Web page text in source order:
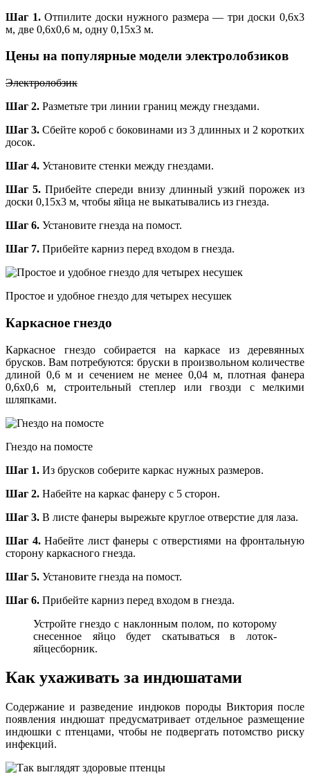
Шаг 1.Отпилите доски нужного размера — три доски 0,6х3
м, две 0,6х0,6 м, одну 0,15х3 м.
Цены на популярные модели электролобзиков
Электролобзик
Шаг 2. Разметьте три линии границ между гнездами.
Шаг 3. Сбейте короб с боковинами из 3 длинных и 2 коротких
досок.
Шаг 4. Установите стенки между гнездами.
Шаг 5. Прибейте спереди внизу длинный узкий порожек из
доски 0,15х3 м, чтобы яйца не выкатывались из гнезда.
Шаг 6. Установите гнезда на помост.
Шаг 7. Прибейте карниз перед входом в гнезда.
Простое и удобное гнездо для четырех несушек
Каркасное гнездо
Каркасное гнездо собирается на каркасе из деревянных
брусков. Вам потребуются: бруски в произвольном количестве
длиной 0,6 м и сечением не менее 0,04 м, плотная фанера
0,6х0,6 м, строительный степлер или гвозди с мелкими
шляпками.
Гнездо на помосте
Шаг 1. Из брусков соберите каркас нужных размеров.
Шаг 2. Набейте на каркас фанеру с 5 сторон.
Шаг 3. В листе фанеры вырежьте круглое отверстие для лаза.
Шаг 4.Набейте лист фанеры с отверстиями на фронтальную
сторону каркасного гнезда.
Шаг 5. Установите гнезда на помост.
Шаг 6. Прибейте карниз перед входом в гнезда.
Устройте гнездо с наклонным полом, по которому
снесенное яйцо будет скатываться в лоток-
яйцесборник.
Как ухаживать за индюшатами
Содержание и разведение индюков породы Виктория после
появления индюшат предусматривает отдельное размещение
индюшки с птенцами, чтобы не подвергать потомство риску
инфекций.